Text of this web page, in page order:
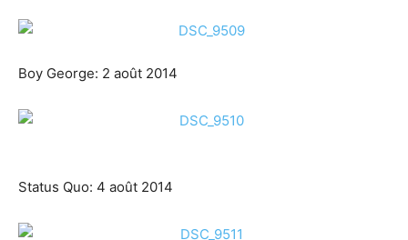
Boy George: 2 août 2014
Status Quo: 4 août 2014